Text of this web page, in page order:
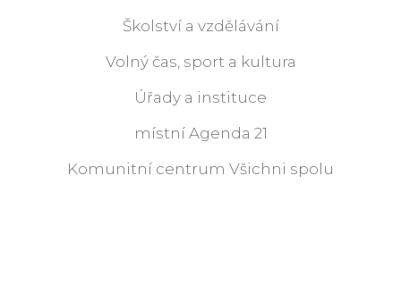
Školství a vzdělávání
Volný čas, sport a kultura
Úřady a instituce
místní Agenda 21
Komunitní centrum Všichni spolu